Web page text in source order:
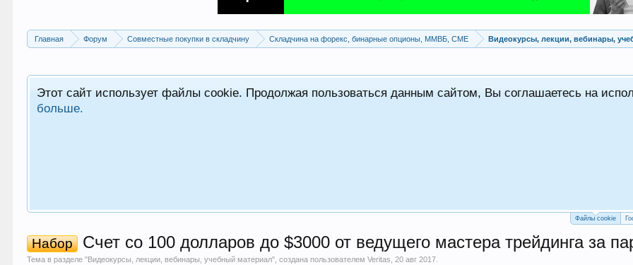
Главная Форум Совместные покупки в складчину Складчина на форекс, бинарные опционы, ММВБ, CME Видеокурсы, лекции, вебинары,
Этот сайт использует файлы cookie. Продолжая пользоваться данным сайтом, Вы соглашаетесь на
больше.
Файлы cookie
Набор Счет со 100 долларов до $3000 от ведущего мастера трейдинга за
Тема в разделе "Видеокурсы, лекции, вебинары, учебный материал", создана пользователемVeritas ,20 авг 2017